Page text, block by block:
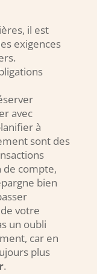
il est
exigences
avec
à
sont des
de compte,
bien
votre
un oubli
car en
plus
.